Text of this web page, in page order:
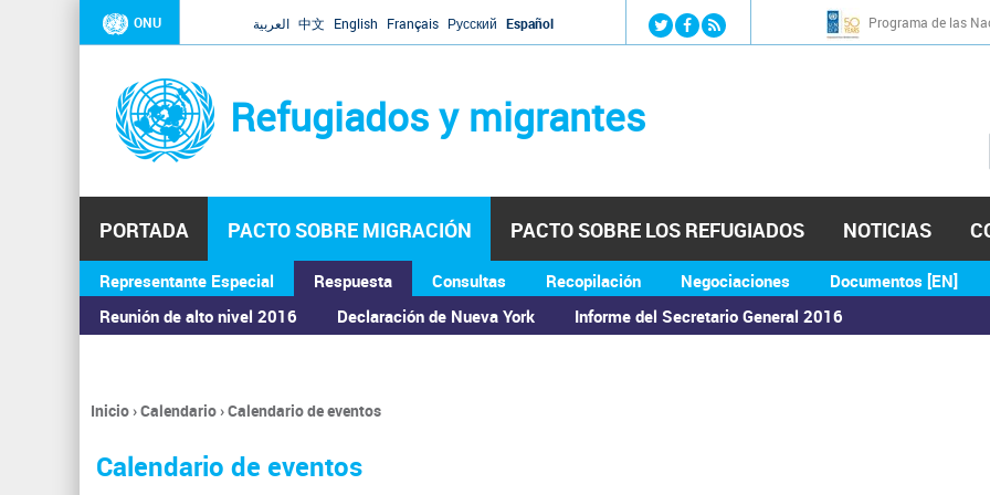
Jump to navigation
ONU العربية 中文 English Français Русский Español Programa de las
Refugiados y migrantes
PORTADA PACTO SOBRE MIGRACIÓN
Representante Especial
Respuesta
Reunión de alto nivel 2016
Declaración de Nueva York Informe del Secretario General 2016
Consultas Recopilación Negociaciones Documentos [EN]
PACTO SOBRE LOS REFUGIADOS NOTICIAS
ASAMBLEA GENERAL
Se
encuentra
usted
Inicio›Calendario›Calendario de eventos
Calendario de eventos